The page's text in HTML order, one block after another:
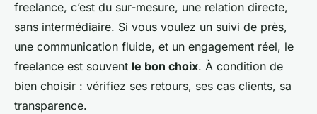
freelance, c’est du sur-mesure, une relation directe,
sans intermédiaire. Si vous voulez un suivi de près,
une communication fluide, et un engagement réel, le
freelance est souvent le bon choix. À condition de
bien choisir : vérifiez ses retours, ses cas clients, sa
transparence.